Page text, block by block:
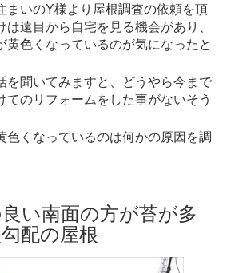
まいのY様より屋根調査の依頼を頂
は遠目から自宅を見る機会があり、
黄色くなっているのが気になったと
を聞いてみますと、どうやら今まで
てのリフォームをした事がないそう
色くなっているのは何かの原因を調
い南面の方が苔が多
配の屋根